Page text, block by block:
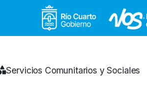
Servicios Comunitarios y Sociales